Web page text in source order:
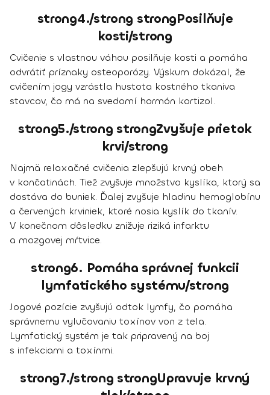
strong4./strong strongPosilňuje
kosti/strong
Cvičenie s vlastnou váhou posilňuje kosti a pomáha
odvrátiť príznaky osteoporózy. Výskum dokázal, že
cvičením jogy vzrástla hustota kostného tkaniva
stavcov, čo má na svedomí hormón kortizol.
strong5./strong strongZvyšuje prietok
krvi/strong
Najmä relaxačné cvičenia zlepšujú krvný obeh
v končatinách. Tiež zvyšuje množstvo kyslíka, ktorý sa
dostáva do buniek. Ďalej zvyšuje hladinu hemoglobínu
a červených krviniek, ktoré nosia kyslík do tkanív.
V konečnom dôsledku znižuje riziká infarktu
a mozgovej mŕtvice.
strong6. Pomáha správnej funkcii
lymfatického systému/strong
Jogové pozície zvyšujú odtok lymfy, čo pomáha
správnemu vylučovaniu toxínov von z tela.
Lymfatický systém je tak pripravený na boj
s infekciami a toxínmi.
strong7./strong strongUpravuje krvný